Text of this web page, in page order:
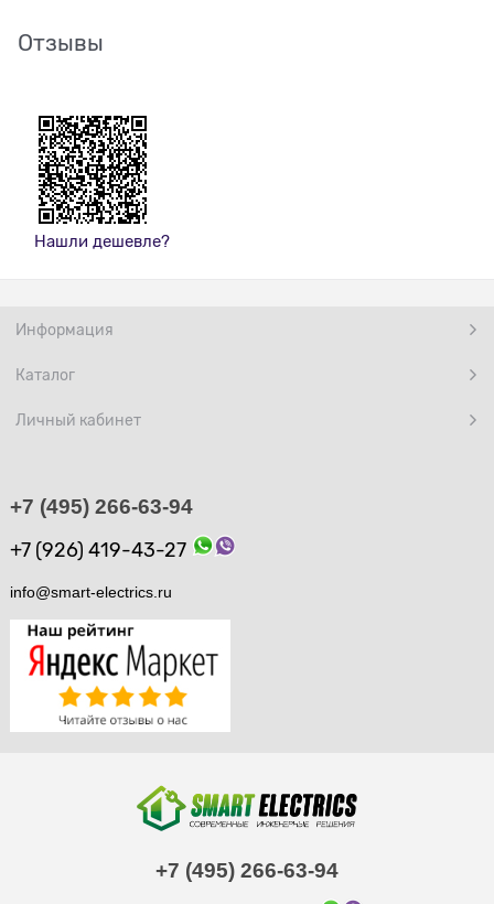
Отзывы
Нашли дешевле?
Информация
Каталог
Личный кабинет
+7 (495) 266-63-94
+7 (926) 419-43-27
info@smart-electrics.ru
+7 (495) 266-63-94